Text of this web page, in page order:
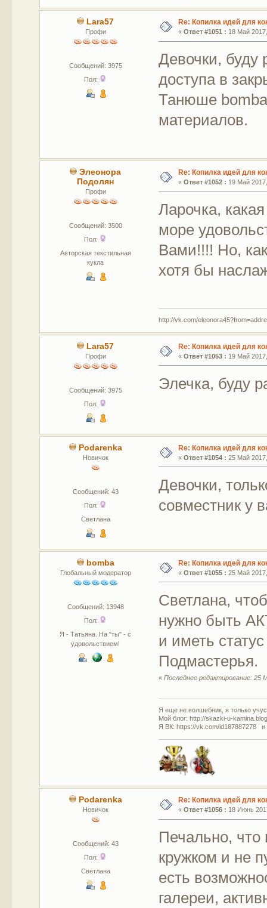
Lara57
Профи
Сообщений: 3975
Пол:
Re: Копилка идей для
« Ответ #1051 : 18 Май
Девочки, буду
доступа в
Танюше
материалов.
Элеонора
Подолян
Профи
Сообщений: 3500
Пол:
Авторская текстильная
кукла
Re: Копилка идей для
« Ответ #1052 : 19 Май
Ларочка,
море
Вами!!!! Но,
хотя бы
http://vk.com/
Lara57
Профи
Сообщений: 3975
Пол:
Re: Копилка идей для
« Ответ #1053 : 19 Май
Элечка, буду
Podarenka
Новичок
Сообщений: 43
Пол:
Светлана
Re: Копилка идей для
« Ответ #1054 : 25 Май
Девочки,
совместник у
bomba
Глобальный модератор
Сообщений: 13948
Пол:
Я - Татьяна. На "ты" - с
удовольствием!
Re: Копилка идей для
« Ответ #1055 : 25 Май
Светлана,
нужно быть
и иметь
Подмастерья.
«Последнее редактирование: 25
Я еще не волшебник, я только
Мой блог: http://skazki-u-
Я ВК: https://vk.com/id187887278 и
Podarenka
Новичок
Сообщений: 43
Пол:
Светлана
Re: Копилка идей для
« Ответ #1056 : 18 Июнь
Печально,
кружком и не
есть
галереи,